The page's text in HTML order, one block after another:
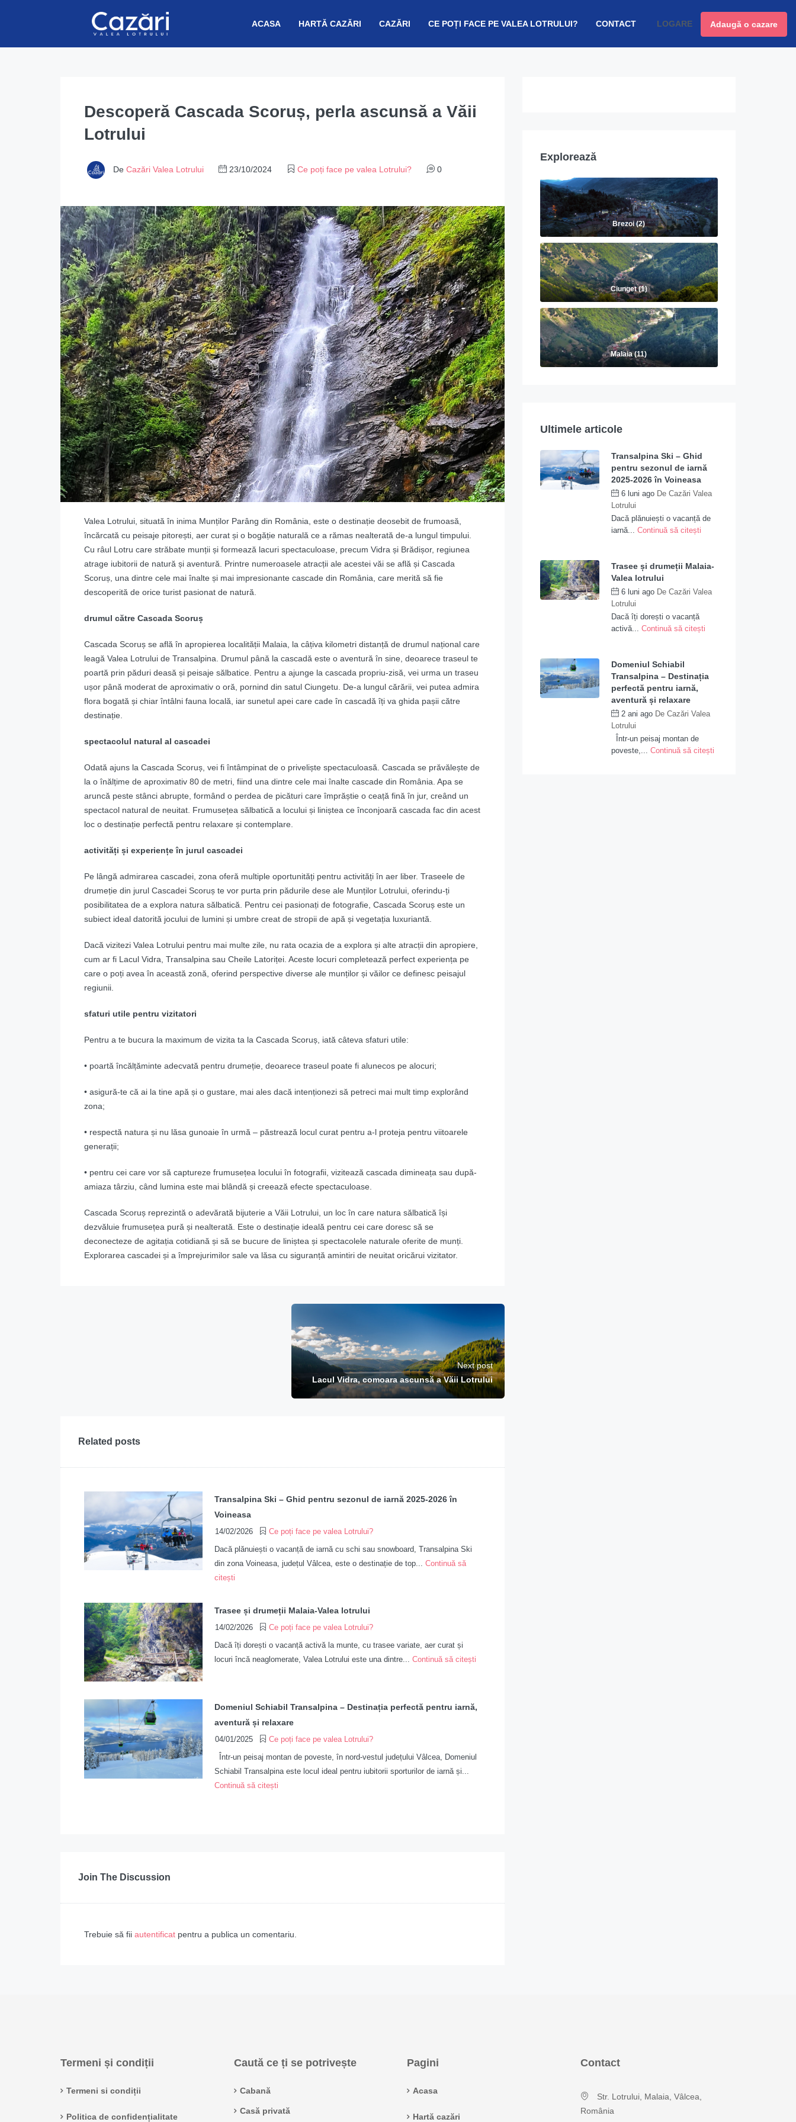
ACASA HARTĂ CAZĂRI CAZĂRI CE POȚI FACE PE VALEA LOTRULUI? CONTACT LOGARE Adaugă o cazare
Descoperă Cascada Scoruș, perla ascunsă a Văii
Lotrului
De Cazări Valea Lotrului 23/10/2024 Ce poți face pe valea Lotrului? 0
Valea Lotrului, situată în inima Munților Parâng din România, este o destinație deosebit de frumoasă,
încărcată cu peisaje pitorești, aer curat și o bogăție naturală ce a rămas nealterată de-a lungul timpului.
Cu râul Lotru care străbate munții și formează lacuri spectaculoase, precum Vidra și Brădișor, regiunea
atrage iubitorii de natură și aventură. Printre numeroasele atracții ale acestei văi se află și Cascada
Scoruș, una dintre cele mai înalte și mai impresionante cascade din România, care merită să fie
descoperită de orice turist pasionat de natură.
drumul către Cascada Scoruș
Cascada Scoruș se află în apropierea localității Malaia, la câțiva kilometri distanță de drumul național care
leagă Valea Lotrului de Transalpina. Drumul până la cascadă este o aventură în sine, deoarece traseul te
poartă prin păduri deasă și peisaje sălbatice. Pentru a ajunge la cascada propriu-zisă, vei urma un traseu
ușor până moderat de aproximativ o oră, pornind din satul Ciungetu. De-a lungul cărării, vei putea admira
flora bogată și chiar întâlni fauna locală, iar sunetul apei care cade în cascadă îți va ghida pașii către
destinație.
spectacolul natural al cascadei
Odată ajuns la Cascada Scoruș, vei fi întâmpinat de o priveliște spectaculoasă. Cascada se prăvălește de
la o înălțime de aproximativ 80 de metri, fiind una dintre cele mai înalte cascade din România. Apa se
aruncă peste stânci abrupte, formând o perdea de picături care împrăștie o ceață fină în jur, creând un
spectacol natural de neuitat. Frumusețea sălbatică a locului și liniștea ce înconjoară cascada fac din acest
loc o destinație perfectă pentru relaxare și contemplare.
activități și experiențe în jurul cascadei
Pe lângă admirarea cascadei, zona oferă multiple oportunități pentru activități în aer liber. Traseele de
drumeție din jurul Cascadei Scoruș te vor purta prin pădurile dese ale Munților Lotrului, oferindu-ți
posibilitatea de a explora natura sălbatică. Pentru cei pasionați de fotografie, Cascada Scoruș este un
subiect ideal datorită jocului de lumini și umbre creat de stropii de apă și vegetația luxuriantă.
Dacă vizitezi Valea Lotrului pentru mai multe zile, nu rata ocazia de a explora și alte atracții din apropiere,
cum ar fi Lacul Vidra, Transalpina sau Cheile Latoriței. Aceste locuri completează perfect experiența pe
care o poți avea în această zonă, oferind perspective diverse ale munților și văilor ce definesc peisajul
regiunii.
sfaturi utile pentru vizitatori
Pentru a te bucura la maximum de vizita ta la Cascada Scoruș, iată câteva sfaturi utile:
• poartă încălțăminte adecvată pentru drumeție, deoarece traseul poate fi alunecos pe alocuri;
• asigură-te că ai la tine apă și o gustare, mai ales dacă intenționezi să petreci mai mult timp explorând
zona;
• respectă natura și nu lăsa gunoaie în urmă – păstrează locul curat pentru a-l proteja pentru viitoarele
generații;
• pentru cei care vor să captureze frumusețea locului în fotografii, vizitează cascada dimineața sau după-
amiaza târziu, când lumina este mai blândă și creează efecte spectaculoase.
Cascada Scoruș reprezintă o adevărată bijuterie a Văii Lotrului, un loc în care natura sălbatică își
dezvăluie frumusețea pură și nealterată. Este o destinație ideală pentru cei care doresc să se
deconecteze de agitația cotidiană și să se bucure de liniștea și spectacolele naturale oferite de munți.
Explorarea cascadei și a împrejurimilor sale va lăsa cu siguranță amintiri de neuitat oricărui vizitator.
Next post
Lacul Vidra, comoara ascunsă a Văii Lotrului
Related posts
Transalpina Ski – Ghid pentru sezonul de iarnă 2025-2026 în
Voineasa
14/02/2026
Ce poți face pe valea Lotrului?
Dacă plănuiești o vacanță de iarnă cu schi sau snowboard, Transalpina Ski
din zona Voineasa, județul Vâlcea, este o destinație de top... Continuă să
citești
Trasee și drumeții Malaia-Valea lotrului
14/02/2026
Ce poți face pe valea Lotrului?
Dacă îți dorești o vacanță activă la munte, cu trasee variate, aer curat și
locuri încă neaglomerate, Valea Lotrului este una dintre... Continuă să citești
Domeniul Schiabil Transalpina – Destinația perfectă pentru iarnă,
aventură și relaxare
04/01/2025
Ce poți face pe valea Lotrului?
Într-un peisaj montan de poveste, în nord-vestul județului Vâlcea, Domeniul
Schiabil Transalpina este locul ideal pentru iubitorii sporturilor de iarnă și...
Continuă să citești
Join The Discussion
Trebuie să fii autentificat pentru a publica un comentariu.
Explorează
Brezoi (2)
Ciunget (1)
Malaia (11)
Ultimele articole
Transalpina Ski – Ghid
pentru sezonul de iarnă
2025-2026 în Voineasa
6 luni ago De Cazări Valea
Lotrului
Dacă plănuiești o vacanță de
iarnă... Continuă să citești
Trasee și drumeții Malaia-
Valea lotrului
6 luni ago De Cazări Valea
Lotrului
Dacă îți dorești o vacanță
activă... Continuă să citești
Domeniul Schiabil
Transalpina – Destinația
perfectă pentru iarnă,
aventură și relaxare
2 ani ago De Cazări Valea
Lotrului
Într-un peisaj montan de
poveste,... Continuă să citești
Termeni și condiții
Termeni si condiții
Politica de confidențialitate
Caută ce ți se potrivește
Cabană
Casă privată
Pagini
Acasa
Hartă cazări
Contact
Str. Lotrului, Malaia, Vâlcea,
România